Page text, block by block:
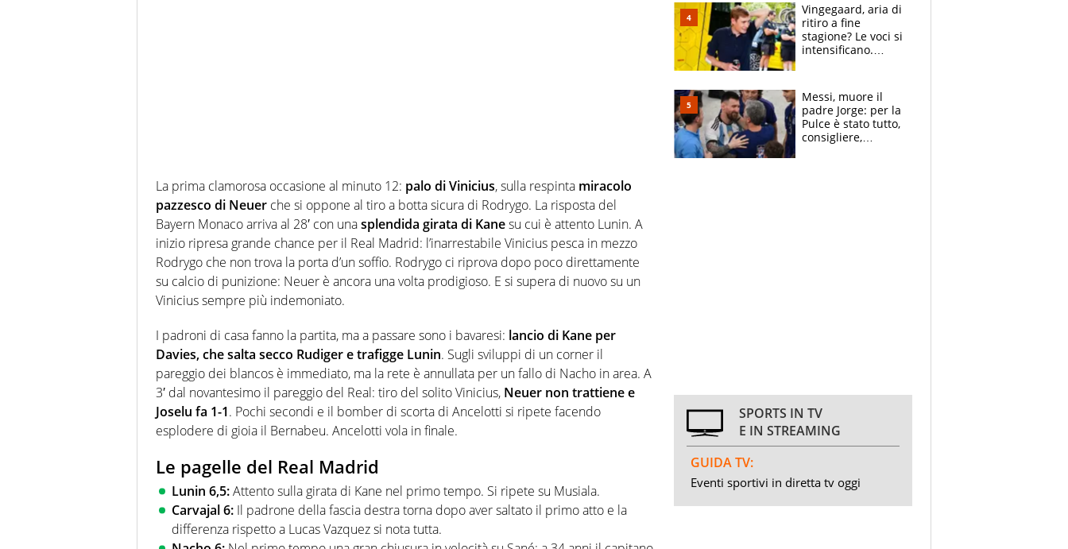
La prima clamorosa occasione al minuto 12: palo di Vinicius, sulla respinta miracolo
pazzesco di Neuer che si oppone al tiro a botta sicura di Rodrygo. La risposta del
Bayern Monaco arriva al 28′ con unasplendida girata di Kanesu cui è attento Lunin. A
inizio ripresa grande chance per il Real Madrid: l’inarrestabile Vinicius pesca in mezzo
Rodrygo che non trova la porta d’un soffio. Rodrygo ci riprova dopo poco direttamente
su calcio di punizione: Neuer è ancora una volta prodigioso. E si supera di nuovo su un
Vinicius sempre più indemoniato.
I padroni di casa fanno la partita, ma a passare sono i bavaresi: lancio di Kane per
Davies, che salta secco Rudiger e trafigge Lunin. Sugli sviluppi di un corner il
pareggio dei blancos è immediato, ma la rete è annullata per un fallo di Nacho in area. A
3′ dal novantesimo il pareggio del Real: tiro del solito Vinicius, Neuer non trattiene e
Joselu fa 1-1. Pochi secondi e il bomber di scorta di Ancelotti si ripete facendo
esplodere di gioia il Bernabeu. Ancelotti vola in finale.
Le pagelle del Real Madrid
Lunin 6,5:Attento sulla girata di Kane nel primo tempo. Si ripete su Musiala.
Carvajal 6: Il padrone della fascia destra torna dopo aver saltato il primo atto e la
differenza rispetto a Lucas Vazquez si nota tutta.
Vingegaard, aria di
ritiro a fine
stagione? Le voci si
intensificano.
vuole la Roubaix
Messi, muore il
padre Jorge: per la
Pulce è stato tutto,
consigliere,
SPORTS IN TV
E IN STREAMING
GUIDA TV:
Eventi sportivi in diretta tv oggi